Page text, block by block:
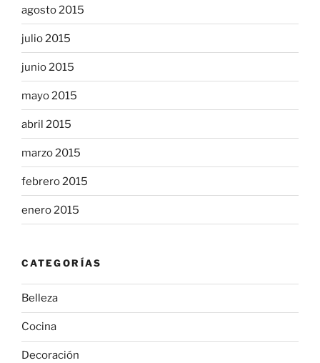
agosto 2015
julio 2015
junio 2015
mayo 2015
abril 2015
marzo 2015
febrero 2015
enero 2015
CATEGORÍAS
Belleza
Cocina
Decoración